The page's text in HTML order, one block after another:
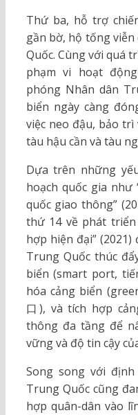
Thứ ba, hỗ trợ
gần bờ, hộ tống
Quốc. Cùng với quá
phạm vi hoạt
phóng Nhân dân
biển ngày càng
việc neo đậu, bảo trì
tàu hậu cần và tàu
Dựa trên những
hoạch quốc gia
quốc giao thông”
thứ 14 về phát
hợp hiện đại”
Trung Quốc thúc
biển (smart port,
hóa cảng biển
口), và tích hợp
thông đa tầng để
vững và độ tin cậy
Song song với
Trung Quốc cũng
hợp quân-dân vào